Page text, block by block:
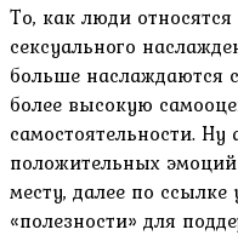
То, как люди
сексуального
больше наслаждаются
более высокую
самостоятельности.
положительных
месту, далее по
«полезности» для